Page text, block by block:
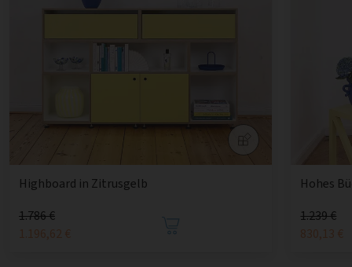
Highboard in Zitrusgelb
1.786 €
1.196,62 €
Hohes
1.239 €
830,13 €